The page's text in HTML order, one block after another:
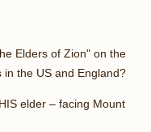
Elders of Zion" on the
the US and England?
elder – facing Mount